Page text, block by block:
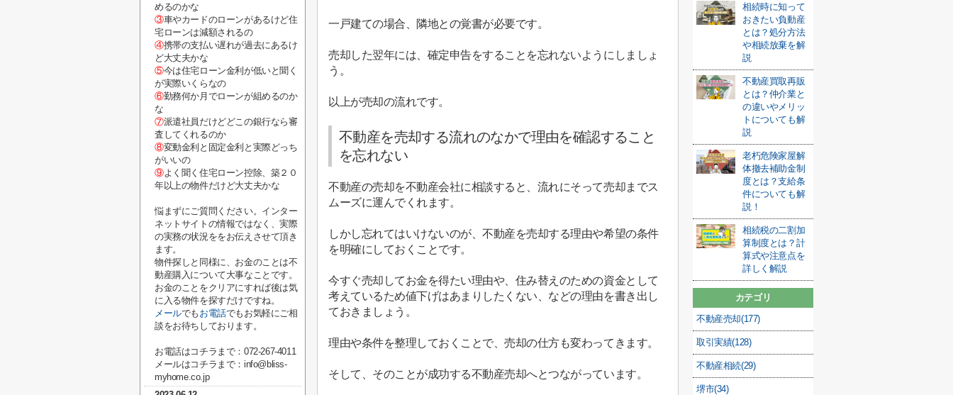
一戸建ての場合、隣地との覚書が必要です。
売却した翌年には、確定申告をすることを忘れないようにしましょ
う。
以上が売却の流れです。
不動産を売却する流れのなかで理由を確認すること
を忘れない
不動産の売却を不動産会社に相談すると、流れにそって売却までス
ムーズに運んでくれます。
しかし忘れてはいけないのが、不動産を売却する理由や希望の条件
を明確にしておくことです。
今すぐ売却してお金を得たい理由や、住み替えのための資金として
考えているため値下げはあまりしたくない、などの理由を書き出し
ておきましょう。
理由や条件を整理しておくことで、売却の仕方も変わってきます。
そして、そのことが成功する不動産売却へとつながっています。
相続時に知って
おきたい負動産
とは？処分方法
や相続放棄を解
説
不動産買取再販
とは？仲介業と
の違いやメリッ
トについても解
説
老朽危険家屋解
体撤去補助金制
度とは？支給条
件についても解
説！
相続税の二割加
算制度とは？計
算式や注意点を
詳しく解説
カテゴリ
不動産売却(177)
取引実績(128)
不動産相続(29)
堺市(34)
めるのかな
③車やカードのローンがあるけど住
宅ローンは減額されるの
④携帯の支払い遅れが過去にあるけ
ど大丈夫かな
⑤今は住宅ローン金利が低いと聞く
が実際いくらなの
⑥勤務何か月でローンが組めるのか
な
⑦派遣社員だけどどこの銀行なら審
査してくれるのか
⑧変動金利と固定金利と実際どっち
がいいの
⑨よく聞く住宅ローン控除、築２０
年以上の物件だけど大丈夫かな
悩まずにご質問ください。インター
ネットサイトの情報ではなく、実際
の実務の状況ををお伝えさせて頂き
ます。
物件探しと同様に、お金のことは不
動産購入について大事なことです。
お金のことをクリアにすれば後は気
に入る物件を探すだけですね。
メールでも お電話でもお気軽にご相
談をお待ちしております。
お電話はコチラまで：072-267-4011
メールはコチラまで：info@bliss-
myhome.co.jp